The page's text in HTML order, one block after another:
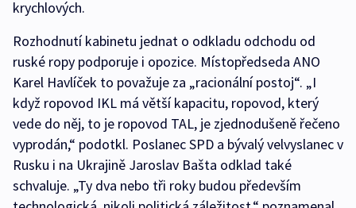
krychlových.
Rozhodnutí kabinetu jednat o odkladu odchodu od
ruské ropy podporuje i opozice. Místopředseda ANO
Karel Havlíček to považuje za „racionální postoj“. „I
když ropovod IKL má větší kapacitu, ropovod, který
vede do něj, to je ropovod TAL, je zjednodušeně řečeno
vyprodán,“ podotkl. Poslanec SPD a bývalý velvyslanec v
Rusku i na Ukrajině Jaroslav Bašta odklad také
schvaluje. „Ty dva nebo tři roky budou především